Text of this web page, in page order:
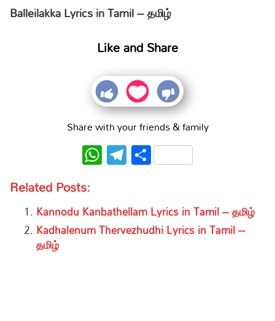
Balleilakka Lyrics in Tamil – தமிழ்
Like and Share
Share with your friends & family
WhatsApp
Telegram
Share
Related Posts:
Kannodu Kanbathellam Lyrics in Tamil – தமிழ்
Kadhalenum Thervezhudhi Lyrics in Tamil –
தமிழ்